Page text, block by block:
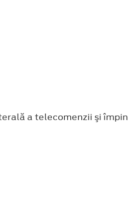
a telecomenzii şi